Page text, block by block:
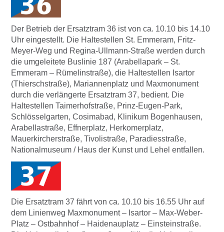
Der Betrieb der Ersatztram 36 ist von ca. 10.10 bis 14.10
Uhr eingestellt. Die Haltestellen St. Emmeram, Fritz-
Meyer-Weg und Regina-Ullmann-Straße werden durch
die umgeleitete Buslinie 187 (Arabellapark – St.
Emmeram – Rümelinstraße), die Haltestellen Isartor
(Thierschstraße), Mariannenplatz und Maxmonument
durch die verlängerte Ersatztram 37, bedient. Die
Haltestellen Taimerhofstraße, Prinz-Eugen-Park,
Schlösselgarten, Cosimabad, Klinikum Bogenhausen,
Arabellastraße, Effnerplatz, Herkomerplatz,
Mauerkircherstraße, Tivolistraße, Paradiesstraße,
Nationalmuseum / Haus der Kunst und Lehel entfallen.
Die Ersatztram 37 fährt von ca. 10.10 bis 16.55 Uhr auf
dem Linienweg Maxmonument – Isartor – Max-Weber-
Platz – Ostbahnhof – Haidenauplatz – Einsteinstraße.